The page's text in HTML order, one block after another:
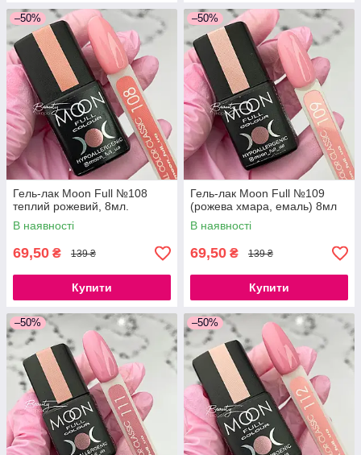
–50%
Гель-лак Moon Full №108
теплий рожевий, 8мл.
В наявності
69,50 ₴ 139 ₴
Купити
–50%
Гель-лак Moon Full №109
(рожева хмара, емаль) 8мл
В наявності
69,50 ₴ 139 ₴
Купити
–50% –50%